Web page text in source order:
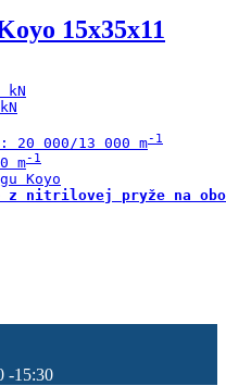
15x35x11
kN
20 000/13 000 m
m
z nitrilovej pryže na
-15:30